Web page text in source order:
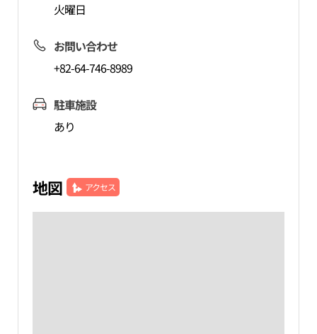
火曜日
お問い合わせ
+82-64-746-8989
駐車施設
あり
地図 アクセス